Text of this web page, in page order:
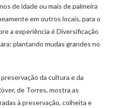
de idade ou mais de palmeira
em outros locais, para o
a experiência é Diversificação
plantando mudas grandes no
da cultura e da
de Torres, mostra as
à preservação, colheita e